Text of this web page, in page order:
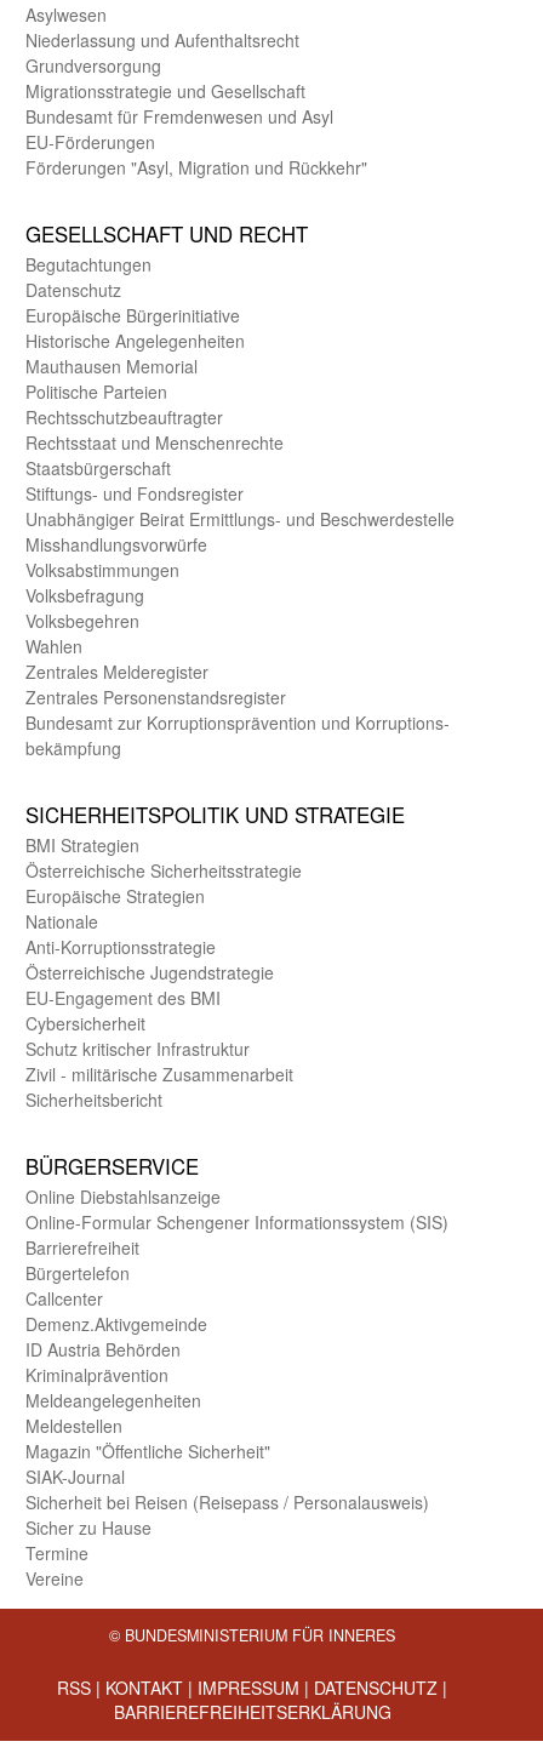
Asyl­wesen
Nieder­lassung und Aufent­halts­recht
Grund­versorgung
Migrations­strategie und Gesell­schaft
Bundes­amt für Fremden­wesen und Asyl
EU-Förde­rungen
Förderungen "Asyl, Migration und Rückkehr"
GE­SELL­SCHAFT UND RECHT
Begut­achtungen
Daten­schutz
Europäische Bürger­initiative
Historische Angelegen­heiten
Mauthausen Memorial
Politische Parteien
Rechts­schutz­beauftragter
Rechts­staat und Menschen­rechte
Staats­bürger­schaft
Stiftungs- und Fonds­register
Unab­hängiger Beirat Ermittlungs- und Beschwerde­stelle
Misshandlungs­vorwürfe
Volks­abstimmungen
Volks­befragung
Volks­begehren
Wahlen
Zentrales Melde­register
Zentrales Personen­stands­register
Bundes­amt zur Korrup­tions­prävention und Korrup­tions­
bekämpfung
SICHER­HEITS­POLITIK UND STRATEGIE
BMI Strategien
Öster­reichische Sicherheits­strategie
Europäische Strategien
Nationale
Anti-Korruptions­strategie
Öster­reichische Jugend­strategie
EU-Engagement des BMI
Cybersicherheit
Schutz kritischer Infra­struktur
Zivil - militärische Zusammen­arbeit
Sicherheits­bericht
BÜRGER­SERVICE
Online Diebstahls­anzeige
Online-Formular Schengener Informationssystem (SIS)
Barriere­freiheit
Bürger­telefon
Call­center
Demenz.Aktiv­gemeinde
ID Austria Behörden
Kriminal­prävention
Melde­an­ge­le­gen­heiten
Meld­estellen
Magazin "Öffentliche Sicherheit"
SIAK-Journal
Sicherheit bei Reisen (Reise­pass / Personal­ausweis)
Sicher zu Hause
Termine
Vereine
© BUNDESMINISTERIUM FÜR INNERES
RSS | KONTAKT | IMPRESSUM | DATENSCHUTZ |
BARRIEREFREIHEITSERKLÄRUNG